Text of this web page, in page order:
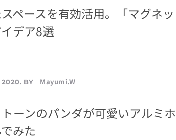
ペースを有効活用。「マグネッ
デア8選
2020. BY
Mayumi.W
トーンのパンダが可愛いアルミホ
みた